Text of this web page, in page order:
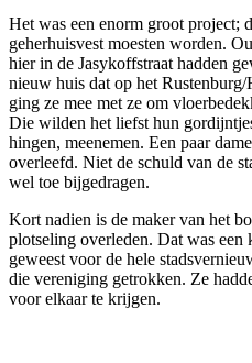
Het was een enorm groot project;
geherhuisvest moesten worden.
hier in de Jasykoffstraat hadden
nieuw huis dat op het
ging ze mee met ze om
Die wilden het liefst hun
hingen, meenemen. Een paar
overleefd. Niet de schuld van de
wel toe bijgedragen.
Kort nadien is de maker van het
plotseling overleden. Dat was
geweest voor de hele
die vereniging getrokken. Ze
voor elkaar te krijgen.